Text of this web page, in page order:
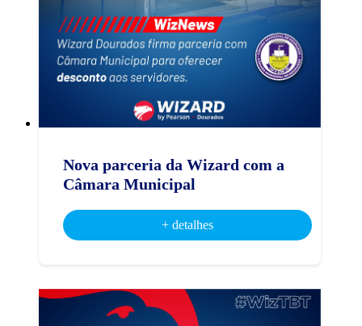
Nova parceria da Wizard com a
Câmara Municipal
+ detalhes